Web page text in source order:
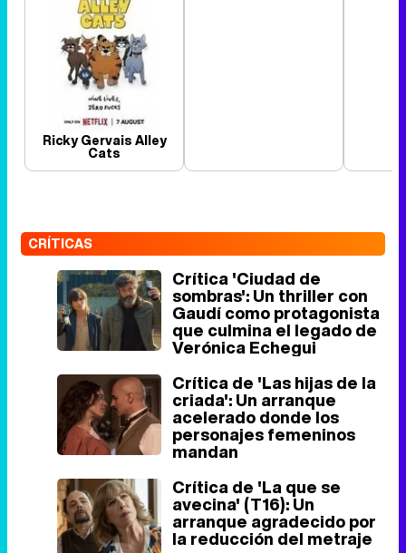
Ricky Gervais Alley
Cats
CRÍTICAS
Crítica 'Ciudad de
sombras': Un thriller con
Gaudí como protagonista
que culmina el legado de
Verónica Echegui
Crítica de 'Las hijas de la
criada': Un arranque
acelerado donde los
personajes femeninos
mandan
Crítica de 'La que se
avecina' (T16): Un
arranque agradecido por
la reducción del metraje